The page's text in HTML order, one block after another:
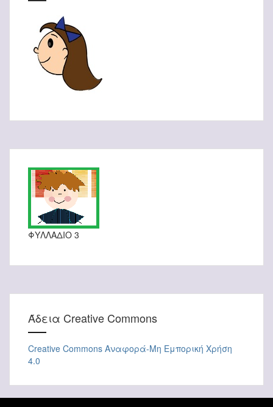
ΦΥΛΛΑΔΙΟ 3
Άδεια Creative Commons
Creative Commons Αναφορά-Μη Εμπορική Χρήση
4.0